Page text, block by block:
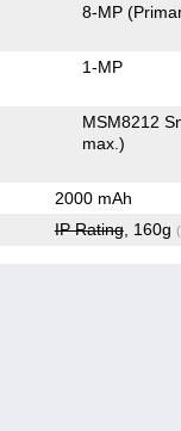
8-MP
1-MP
MSM8212
max.)
2000 mAh
IP Rating, 160g